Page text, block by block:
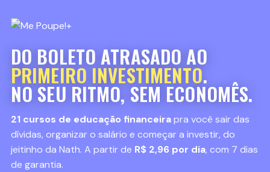
DO BOLETO ATRASADO AO
PRIMEIRO INVESTIMENTO.
NO SEU RITMO, SEM ECONOMÊS.
21 cursos de educação financeirapra você sair das
dívidas, organizar o salário e começar a investir, do
jeitinho da Nath. A partir de R$ 2,96 por dia, com 7 dias
de garantia.